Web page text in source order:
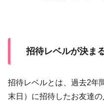
招待レベルが決ま
招待レベルとは、過去2年
末日）に招待したお友達